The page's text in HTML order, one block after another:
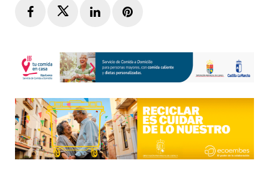
FacebookTwitterLinkedInPinterest